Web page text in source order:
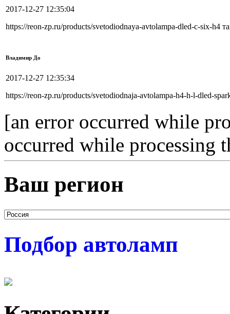
2017-12-27 12:35:04
https://reon-zp.ru/products/svetodiodnaya-avtolampa-dled-c-six-h4
Владимир До
2017-12-27 12:35:34
https://reon-zp.ru/products/svetodiodnaja-avtolampa-h4-h-l-dled-
[an error occurred while
occurred while processing
Ваш регион
Подбор автоламп